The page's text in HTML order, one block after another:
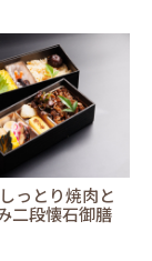
っとり焼肉と
二段懐石御膳